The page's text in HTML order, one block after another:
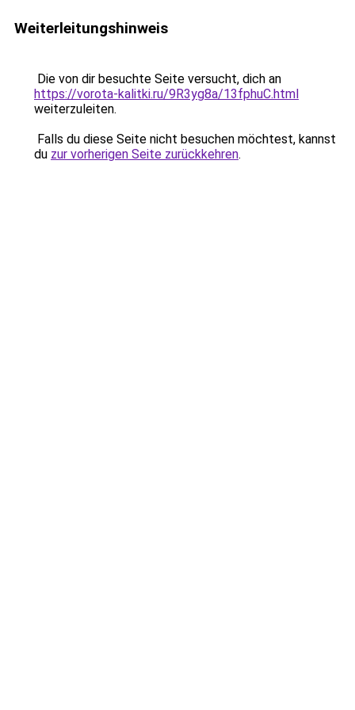
Weiterleitungshinweis
Die von dir besuchte Seite versucht, dich an
https://vorota-kalitki.ru/9R3yg8a/13fphuC.html
weiterzuleiten.
Falls du diese Seite nicht besuchen möchtest, kannst
du zur vorherigen Seite zurückkehren.